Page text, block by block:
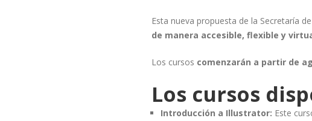
Esta nueva propuesta de la Secretaría
de manera accesible, flexible y
Los cursos comenzarán a partir de
Los cursos
Introducción a Illustrator: Este